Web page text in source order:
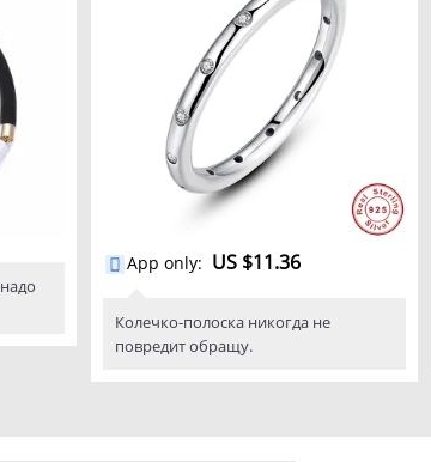
App only: US $11.36
Колечко-полоска никогда не
повредит обращу.